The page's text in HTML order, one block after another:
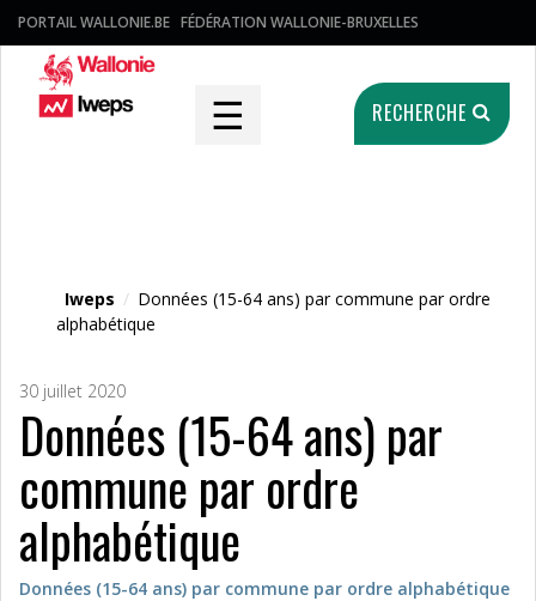
PORTAIL WALLONIE.BE FÉDÉRATION WALLONIE-BRUXELLES
☰ RECHERCHE
Iweps / Données (15-64 ans) par commune par ordre
alphabétique
30 juillet 2020
Données (15-64 ans) par
commune par ordre
alphabétique
Données (15-64 ans) par commune par ordre alphabétique